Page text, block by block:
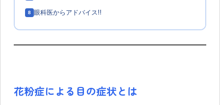
8 眼科医からアドバイス!!
花粉症による目の症状とは